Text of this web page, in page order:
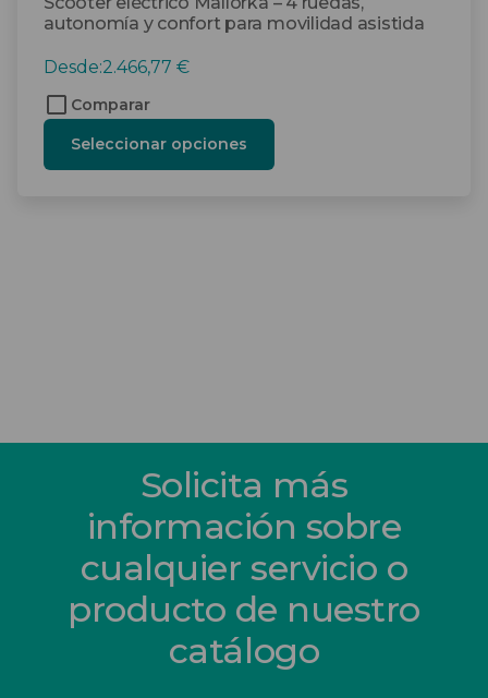
autonomía y confort para movilidad asistida
Desde:2.466,77 €
Comparar
Seleccionar opciones
Solicita más
información sobre
cualquier servicio o
producto de nuestro
catálogo